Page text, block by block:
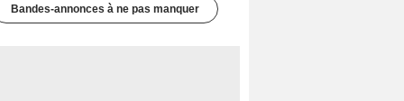
Bandes-annonces à ne pas manquer